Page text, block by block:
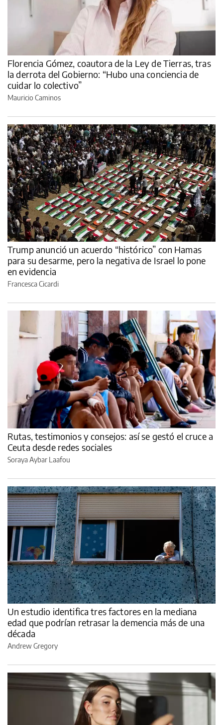
Florencia Gómez, coautora de la Ley de Tierras, tras
la derrota del Gobierno: “Hubo una conciencia de
cuidar lo colectivo”
Mauricio Caminos
Trump anunció un acuerdo “histórico” con Hamas
para su desarme, pero la negativa de Israel lo pone
en evidencia
Francesca Cicardi
Rutas, testimonios y consejos: así se gestó el cruce a
Ceuta desde redes sociales
Soraya Aybar Laafou
Un estudio identifica tres factores en la mediana
edad que podrían retrasar la demencia más de una
década
Andrew Gregory